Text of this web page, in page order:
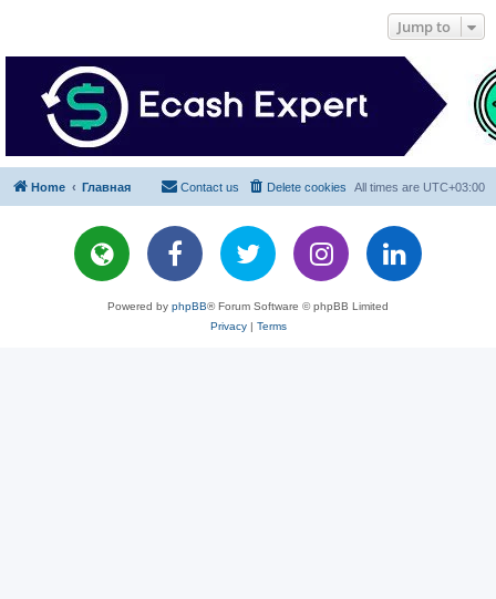
Jump to
Home Главная All times are UTC+03:00
Delete cookies
Contact us
Powered by phpBB® Forum Software © phpBB Limited
Privacy| Terms